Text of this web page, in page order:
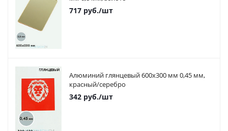
717 руб./шт
Алюминий глянцевый 600х300 мм 0,45 мм,
красный/серебро
342 руб./шт